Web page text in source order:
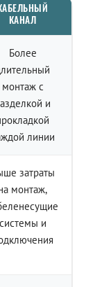
КАНАЛ
Более
монтаж с
и
линии
затраты
монтаж,
системы и